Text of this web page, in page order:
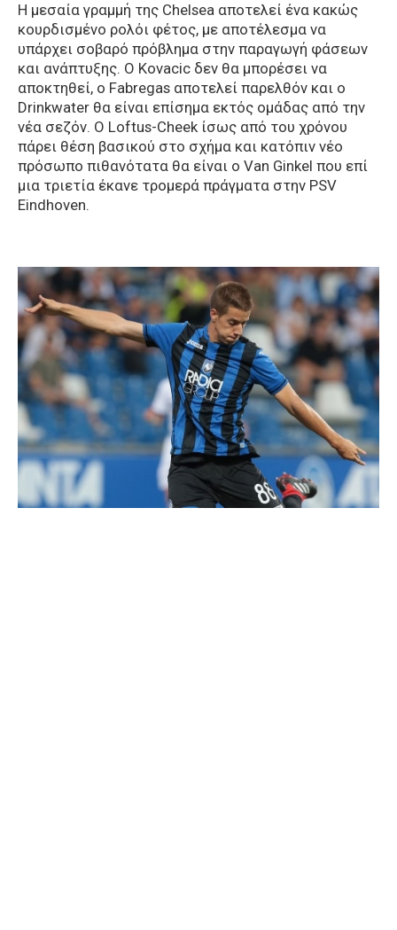
Η μεσαία γραμμή της Chelsea αποτελεί ένα κακώς
κουρδισμένο ρολόι φέτος, με αποτέλεσμα να
υπάρχει σοβαρό πρόβλημα στην παραγωγή φάσεων
και ανάπτυξης. Ο Kovacic δεν θα μπορέσει να
αποκτηθεί, ο Fabregas αποτελεί παρελθόν και ο
Drinkwater θα είναι επίσημα εκτός ομάδας από την
νέα σεζόν. Ο Loftus-Cheek ίσως από του χρόνου
πάρει θέση βασικού στο σχήμα και κατόπιν νέο
πρόσωπο πιθανότατα θα είναι ο Van Ginkel που επί
μια τριετία έκανε τρομερά πράγματα στην PSV
Eindhoven.